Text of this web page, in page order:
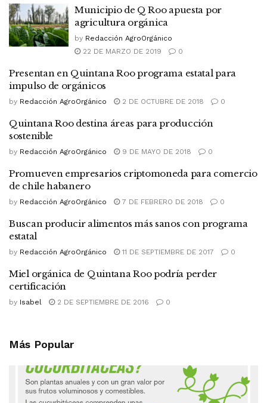
Municipio de Q Roo apuesta por
agricultura orgánica
by Redacción AgroOrgánico
22 DE MARZO DE 2019
0
Presentan en Quintana Roo programa estatal para
impulso de orgánicos
by Redacción AgroOrgánico 2 DE OCTUBRE DE 2018 0
Quintana Roo destina áreas para producción
sostenible
by Redacción AgroOrgánico 9 DE MAYO DE 2018 0
Promueven empresarios criptomoneda para comercio
de chile habanero
by Redacción AgroOrgánico 7 DE FEBRERO DE 2018 0
Buscan producir alimentos más sanos con programa
estatal
by Redacción AgroOrgánico 11 DE SEPTIEMBRE DE 2017 0
Miel orgánica de Quintana Roo podría perder
certificación
by Isabel 2 DE SEPTIEMBRE DE 2016 0
Más Popular